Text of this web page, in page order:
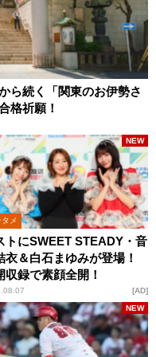
ら続く「関東のお伊勢さ
格祈願！
メ
トにSWEET STEADY・音
衣＆白石まゆみが登場！
収録で素顔全開！
NEW
AD
NEW